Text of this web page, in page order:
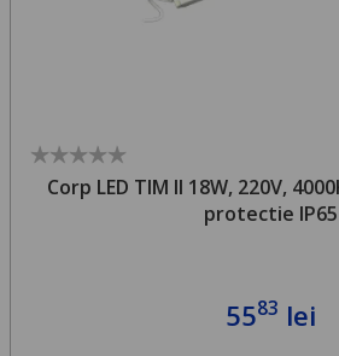
Corp LED TIM II 18W, 220V,
protectie IP65
5583 lei